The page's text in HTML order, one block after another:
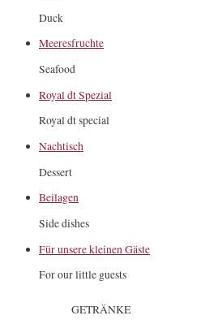
Duck
Meeresfruchte
Seafood
Royal dt Spezial
Royal dt special
Nachtisch
Dessert
Beilagen
Side dishes
Für unsere kleinen Gäste
For our little guests
GETRÄNKE